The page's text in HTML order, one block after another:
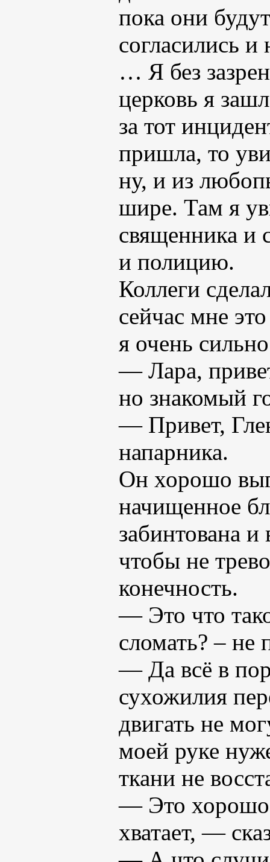
пока они
согласились
… Я без
церковь я
за тот
пришла, то
ну, и из
шире. Там я
священника и
и полицию.
Коллеги
сейчас мне
я очень
— Лара,
но знакомый
— Привет,
напарника.
Он хорошо
начищенное
забинтована и
чтобы не
конечность.
— Это что
сломать? – не
— Да всё в
сухожилия
двигать не
моей руке
ткани не
— Это хорошо,
хватает, —